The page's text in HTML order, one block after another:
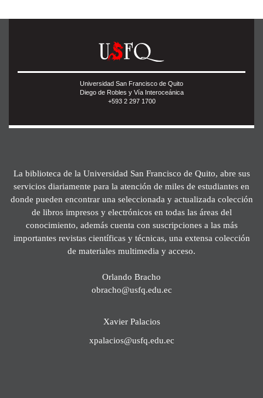
Universidad San Francisco de Quito
Diego de Robles y Vía Interoceánica
+593 2 297 1700
La biblioteca de la Universidad San Francisco de Quito, abre sus
servicios diariamente para la atención de miles de estudiantes en
donde pueden encontrar una seleccionada y actualizada colección
de libros impresos y electrónicos en todas las áreas del
conocimiento, además cuenta con suscripciones a las más
importantes revistas científicas y técnicas, una extensa colección
de materiales multimedia y acceso.
Orlando Bracho
obracho@usfq.edu.ec
Xavier Palacios
xpalacios@usfq.edu.ec